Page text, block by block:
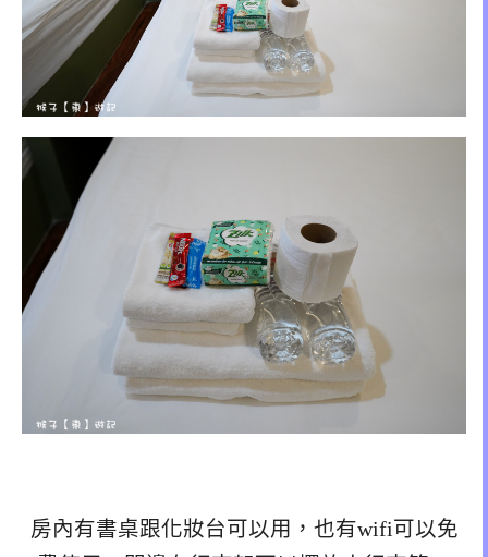
房內有書桌跟化妝台可以用，也有wifi可以免